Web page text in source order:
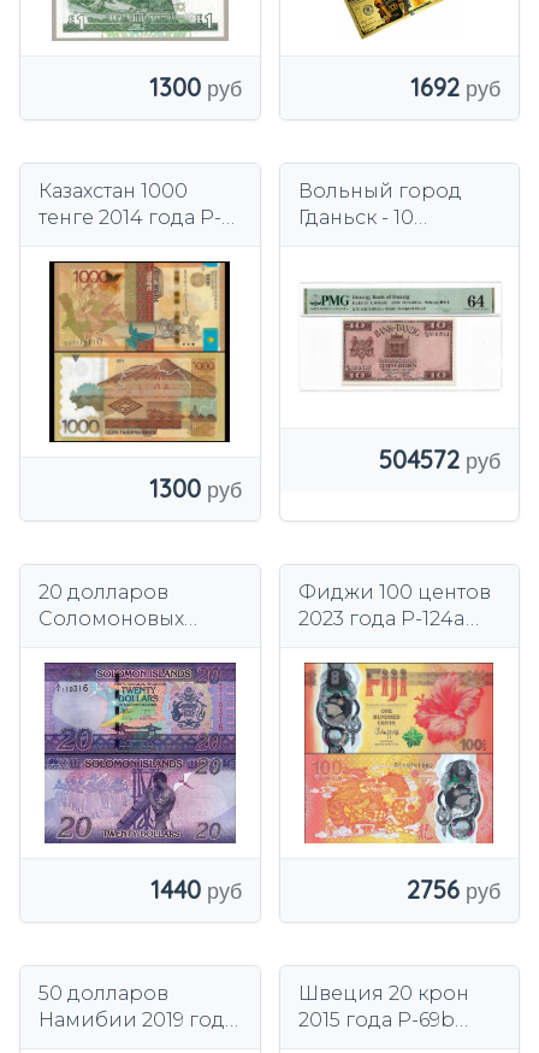
1300 1692
Казахстан 1000
тенге 2014 года P-
1300
Вольный город
Гданьск - 10
504572
20 долларов
Соломоновых
P-34 UNC
1440
Фиджи 100 центов
2023 года P-124a
2756
50 долларов
Намибии 2019 года
Швеция 20 крон
2015 года P-69b